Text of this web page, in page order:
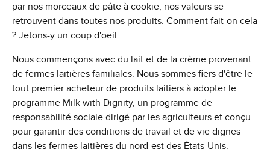
par nos morceaux de pâte à cookie, nos valeurs se
retrouvent dans toutes nos produits. Comment fait-on cela
? Jetons-y un coup d'oeil :
Nous commençons avec du lait et de la crème provenant
de fermes laitières familiales. Nous sommes fiers d'être le
tout premier acheteur de produits laitiers à adopter le
programme Milk with Dignity, un programme de
responsabilité sociale dirigé par les agriculteurs et conçu
pour garantir des conditions de travail et de vie dignes
dans les fermes laitières du nord-est des États-Unis.